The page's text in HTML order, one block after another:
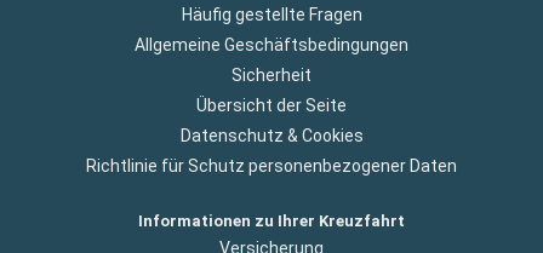
Häufig gestellte Fragen
Allgemeine Geschäftsbedingungen
Sicherheit
Übersicht der Seite
Datenschutz & Cookies
Richtlinie für Schutz personenbezogener Daten
Informationen zu Ihrer Kreuzfahrt
Versicherung